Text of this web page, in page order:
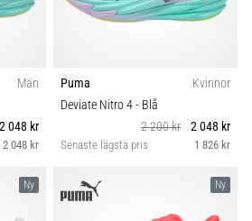
Män
2 048 kr
2 048 kr
Puma
Kvinnor
Deviate Nitro 4- Blå
2 200 kr
2 048 kr
Senaste lägsta pris 1 826 kr
Ny Ny